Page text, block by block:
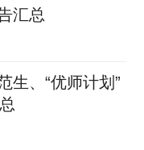
汇总
生、“优师计划”